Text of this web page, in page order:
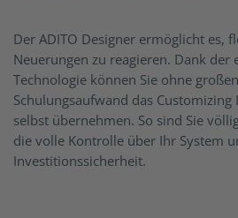
Der ADITO Designer ermöglicht es,
Neuerungen zu reagieren. Dank der
Technologie können Sie ohne
Schulungsaufwand das Customizing
selbst übernehmen. So sind Sie
die volle Kontrolle über Ihr System
Investitionssicherheit.